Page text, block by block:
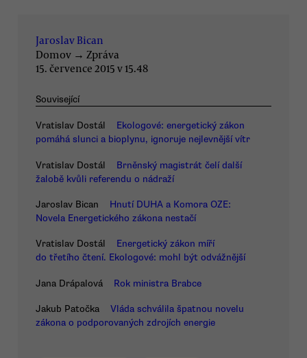
Jaroslav Bican
Domov → Zpráva
15. července 2015 v 15.48
Související
Vratislav Dostál
Ekologové: energetický zákon
pomáhá slunci a bioplynu, ignoruje nejlevnější vítr
Vratislav Dostál
Brněnský magistrát čelí další
žalobě kvůli referendu o nádraží
Jaroslav Bican
Hnutí DUHA a Komora OZE:
Novela Energetického zákona nestačí
Vratislav Dostál
Energetický zákon míří
do třetího čtení. Ekologové: mohl být odvážnější
Jana Drápalová Rok ministra Brabce
Jakub Patočka
Vláda schválila špatnou novelu
zákona o podporovaných zdrojích energie